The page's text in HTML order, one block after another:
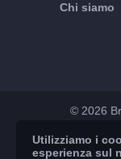
Chi siamo
© 2026
Utilizziamo i
esperienza sul